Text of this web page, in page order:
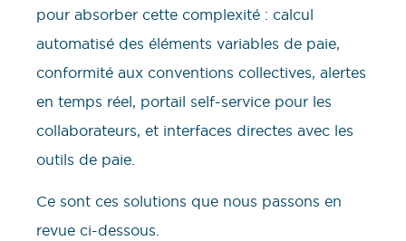
pour absorber cette complexité : calcul
automatisé des éléments variables de paie,
conformité aux conventions collectives, alertes
en temps réel, portail self-service pour les
collaborateurs, et interfaces directes avec les
outils de paie.
Ce sont ces solutions que nous passons en
revue ci-dessous.